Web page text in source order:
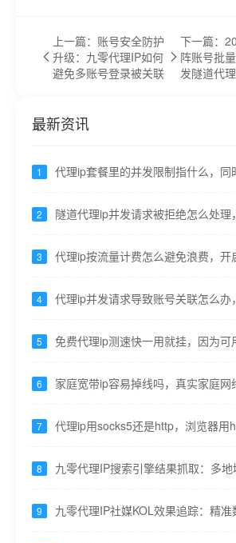
上一篇：账号安全防护
升级：九零代理IP如何
避免多账号登录被关联
下一篇：
阵账号批
发隧道代
最新资讯
1
代理ip套餐里的并发限制指什么，同
2
隧道代理ip并发请求被拒绝怎么处理
3
代理ip按流量计费怎么避免浪费，开
4
代理ip并发请求导致账号关联怎么办
5
免费代理ip测速快一用就挂，因为可
6
家庭宽带ip容易掉线吗，真实家庭网
7
代理ip用socks5还是http，浏览器用
8
九零代理IP搜索引擎结果抓取：多
9
九零代理IP社媒KOL效果追踪：精